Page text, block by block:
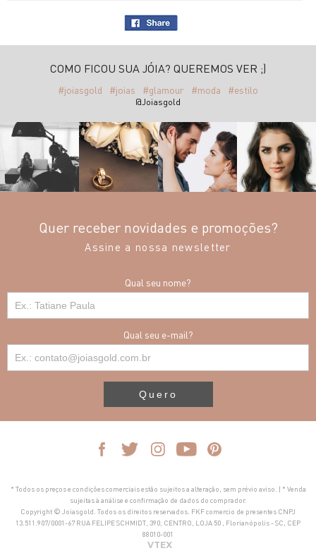
COMO FICOU SUA JÓIA? QUEREMOS VER ;)
#joiasgold #joias #glamour #moda #estilo
@Joiasgold
Quer receber novidades e promoções?
Assine a nossa newsletter
Qual seu nome?
Qual seu e-mail?
Quero
* Todos os preços e condições comerciais estão sujeitos a alteração, sem prévio aviso. | * Venda
sujeitas à análise e confirmação de dados do comprador.
Copyright © Joiasgold. Todos os direitos reservados. FKF comercio de presentes CNPJ
13.511.907/0001-67 RUA FELIPE SCHMIDT, 390, CENTRO, LOJA 50 , Florianópolis - SC, CEP
88010-001
VTEX